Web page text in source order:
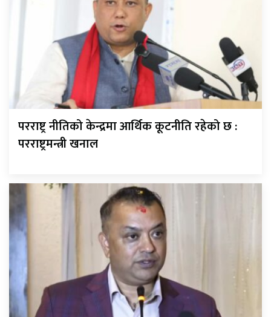
परराष्ट्र नीतिको केन्द्रमा आर्थिक कूटनीति रहेको छ :
परराष्ट्रमन्त्री खनाल